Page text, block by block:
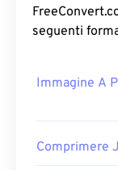
seguenti
Immagine A
Comprimere